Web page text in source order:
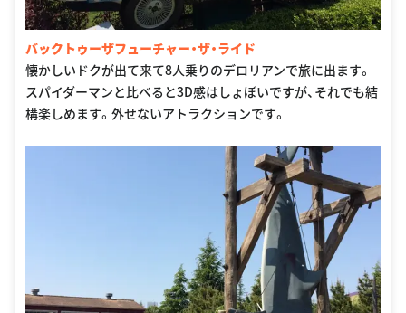
バックトゥーザフューチャー・ザ・ライド
懐かしいドクが出て来て8人乗りのデロリアンで旅に出ます。
スパイダーマンと比べると3D感はしょぼいですが、それでも結
構楽しめます。外せないアトラクションです。